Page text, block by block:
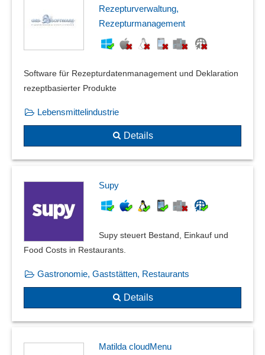
Rezepturverwaltung,
Rezepturmanagement
Software für Rezepturdatenmanagement und Deklaration
rezeptbasierter Produkte
Lebensmittelindustrie
Details
Supy
Supy steuert Bestand, Einkauf und
Food Costs in Restaurants.
Gastronomie, Gaststätten, Restaurants
Details
Matilda cloudMenu